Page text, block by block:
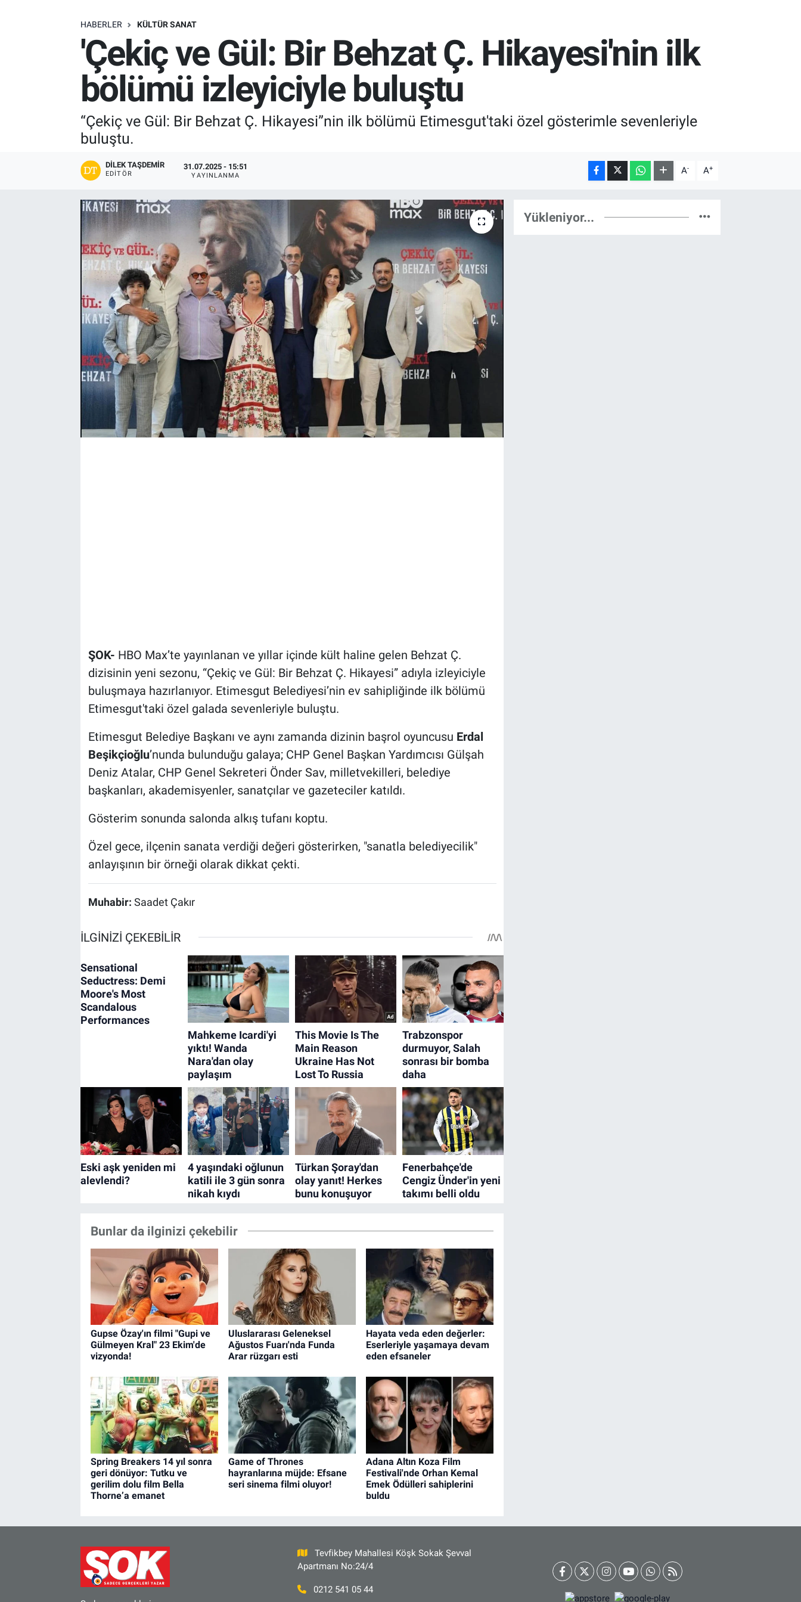
HABERLER KÜLTÜR SANAT
'Çekiç ve Gül: Bir Behzat Ç. Hikayesi'nin ilk
bölümü izleyiciyle buluştu
“Çekiç ve Gül: Bir Behzat Ç. Hikayesi”nin ilk bölümü Etimesgut'taki özel gösterimle sevenleriyle
buluştu.
DILEK TAŞDEMIR
EDITÖR
31.07.2025 - 15:51
YAYINLANMA A- A+
ŞOK- HBO Max’te yayınlanan ve yıllar içinde kült haline gelen Behzat Ç.
dizisinin yeni sezonu, “Çekiç ve Gül: Bir Behzat Ç. Hikayesi” adıyla izleyiciyle
buluşmaya hazırlanıyor. Etimesgut Belediyesi’nin ev sahipliğinde ilk bölümü
Etimesgut'taki özel galada sevenleriyle buluştu.
Etimesgut Belediye Başkanı ve aynı zamanda dizinin başrol oyuncusu Erdal
Beşikçioğlu’nunda bulunduğu galaya; CHP Genel Başkan Yardımcısı Gülşah
Deniz Atalar, CHP Genel Sekreteri Önder Sav, milletvekilleri, belediye
başkanları, akademisyenler, sanatçılar ve gazeteciler katıldı.
Gösterim sonunda salonda alkış tufanı koptu.
Özel gece, ilçenin sanata verdiği değeri gösterirken, "sanatla belediyecilik"
anlayışının bir örneği olarak dikkat çekti.
Muhabir: Saadet Çakır
Bunlar da ilginizi çekebilir
Gupse Özay'ın filmi "Gupi ve
Gülmeyen Kral" 23 Ekim'de
vizyonda!
Uluslararası Geleneksel
Ağustos Fuarı'nda Funda
Arar rüzgarı esti
Hayata veda eden değerler:
Eserleriyle yaşamaya devam
eden efsaneler
Spring Breakers 14 yıl sonra
geri dönüyor: Tutku ve
gerilim dolu film Bella
Thorne’a emanet
Game of Thrones
hayranlarına müjde: Efsane
seri sinema filmi oluyor!
Adana Altın Koza Film
Festivali'nde Orhan Kemal
Emek Ödülleri sahiplerini
buldu
Yükleniyor...
Tevfikbey Mahallesi Köşk Sokak Şevval
Apartmanı No:24/4
0212 541 05 44
ÖZEL HABER
ASTROLOJİ
RESMİ İLANLAR
Bize ulaşın
İletişim/Künye
Gözden Kaçmasın